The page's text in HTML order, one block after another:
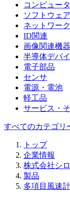
コンピュー
ソフトウェ
ネットワー
ID関連
画像関連機器
半導体デバ
電子部品
センサ
電源・電池
軽工品
サービス・
すべてのカテゴリ
トップ
企業情報
株式会社シ
製品
多項目風速